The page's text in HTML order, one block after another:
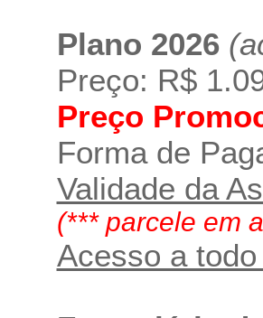
Plano 2026
Preço: R$
Preço
Forma de
Validade da
(*** parcele em
Acesso a